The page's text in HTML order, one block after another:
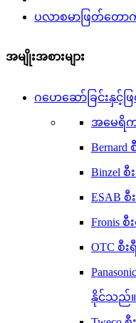
ပလာစမာဖြတ်တော
အမျိုးအစားများ
ဂဟေဆော်ခြင်းနှင့်ဖ
အမေရိ
Binzel
ESAB
Fronis
OTC
နိုင်သည်။